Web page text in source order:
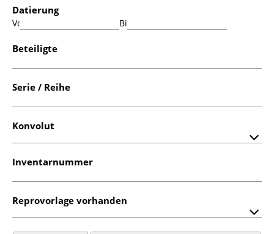
Datierung
Von: Bis:
Beteiligte
Serie / Reihe
Konvolut
Inventarnummer
Reprovorlage vorhanden